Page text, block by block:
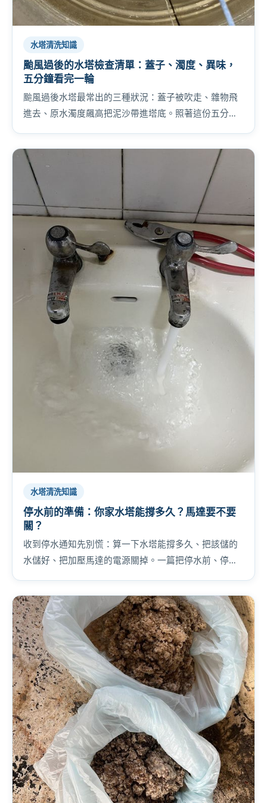
水塔清洗知識
颱風過後的水塔檢查清單：蓋子、濁度、異味，
五分鐘看完一輪
颱風過後水塔最常出的三種狀況：蓋子被吹走、雜物飛
進去、原水濁度飆高把泥沙帶進塔底。照著這份五分鐘
水塔清洗知識
停水前的準備：你家水塔能撐多久？馬達要不要
關？
收到停水通知先別慌：算一下水塔能撐多久、把該儲的
水儲好、把加壓馬達的電源關掉。一篇把停水前、停水